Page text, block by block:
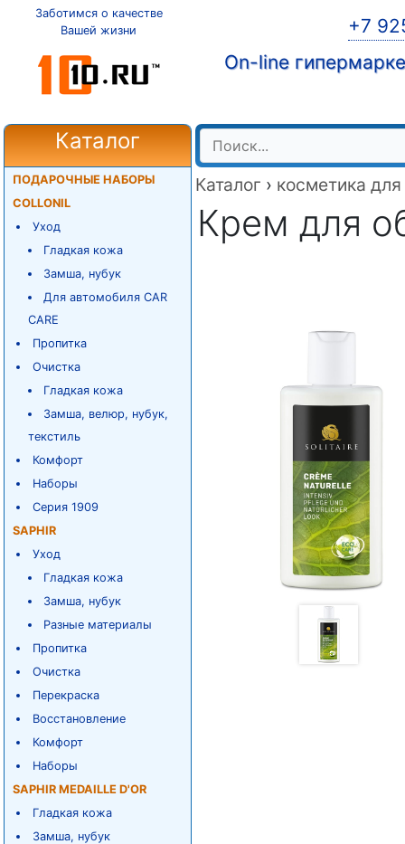
Заботимся о качестве
Вашей жизни
+7
On-line
Каталог
ПОДАРОЧНЫЕ НАБОРЫ
COLLONIL
Уход
Гладкая кожа
Замша, нубук
Для автомобиля CAR
CARE
Пропитка
Очистка
Гладкая кожа
Замша, велюр, нубук,
текстиль
Комфорт
Наборы
Серия 1909
SAPHIR
Уход
Гладкая кожа
Замша, нубук
Разные материалы
Пропитка
Очистка
Перекраска
Восстановление
Комфорт
Наборы
SAPHIR MEDAILLE D'OR
Гладкая кожа
Замша, нубук
Каталог › косметика
Крем для